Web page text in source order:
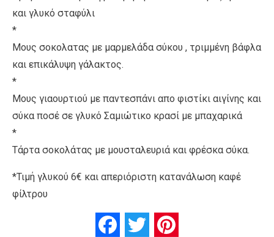
και γλυκό σταφύλι
*
Μους σοκολατας με μαρμελάδα σύκου , τριμμένη βάφλα
και επικάλυψη γάλακτος.
*
Μους γιαουρτιού με παντεσπάνι απο φιστίκι αιγίνης και
σύκα ποσέ σε γλυκό Σαμιώτικο κρασί με μπαχαρικά
*
Τάρτα σοκολάτας με μουσταλευριά και φρέσκα σύκα.
*Τιμή γλυκού 6€ και απεριόριστη κατανάλωση καφέ
φίλτρου
FacebookTwitter